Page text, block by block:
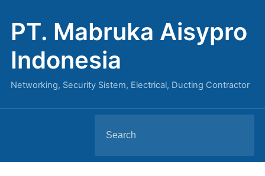
PT. Mabruka Aisypro
Indonesia
Networking, Security Sistem, Electrical, Ducting Contractor
for: